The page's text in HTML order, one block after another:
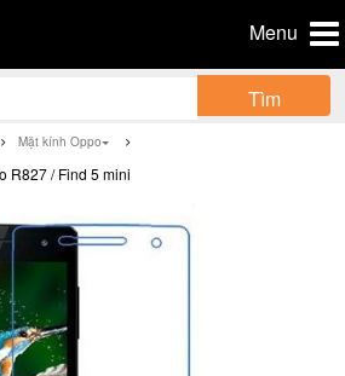
Menu
Tìm
Mặt kính Oppo
R827 / Find 5 mini